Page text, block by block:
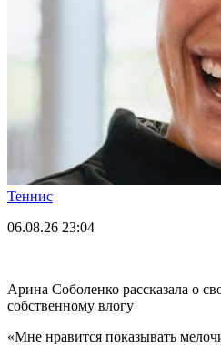
Теннис
06.08.26 23:04
Арина Соболенко рассказала о
собственному влогу
«Мне нравится показывать